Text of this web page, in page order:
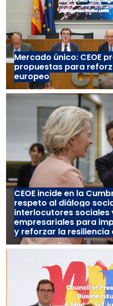
Mercado único: CEOE
propuestas para
europeo
CEOE incide en la
respeto al diálogo
interlocutores sociales
empresariales para
y reforzar la resiliencia